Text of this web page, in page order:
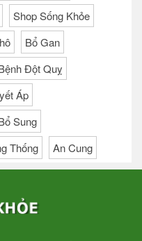
Cao Huyết Áp
Đường
Dưỡng Sinh
Hạ Thảo
Shop Sống Khỏe
Bổ Gan
Đột Quỵ
Áp